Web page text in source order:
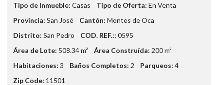
Tipo de Inmueble: Casas Tipo de Oferta: En Venta
Provincia: San José Cantón: Montes de Oca
Distrito: San Pedro COD. REF.:: 0595
Área de Lote: 508.34 m² Área Construída: 200 m²
Habitaciones: 3 Baños Completos: 2 Parqueos: 4
Zip Code: 11501